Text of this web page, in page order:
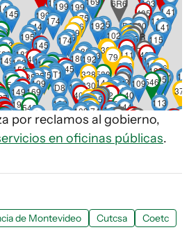
por reclamos al gobierno,
en oficinas públicas.
de Montevideo Cutcsa Coetc